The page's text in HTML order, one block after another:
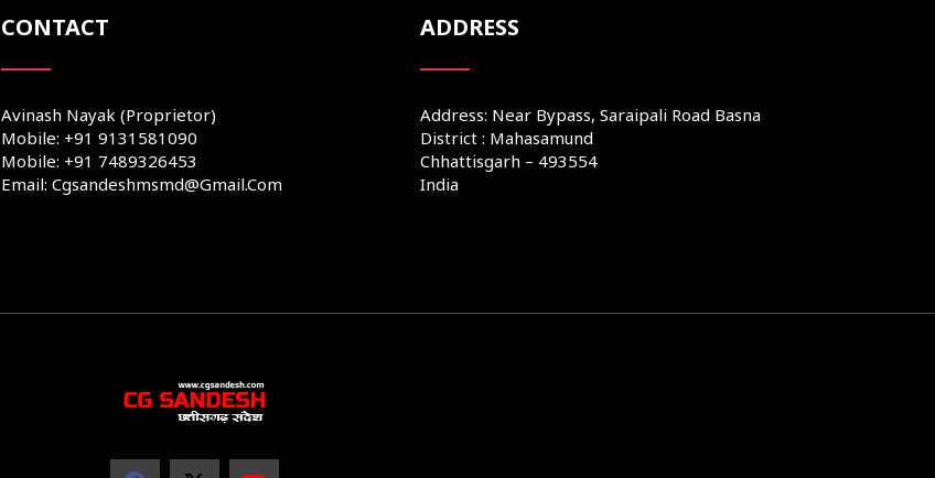
CONTACT
Avinash Nayak (Proprietor)
Mobile: +91 9131581090
Mobile: +91 7489326453
Email: Cgsandeshmsmd@gmail.com
ADDRESS
Address: Near Bypass, Saraipali Road Basna
District : Mahasamund
Chhattisgarh – 493554
India